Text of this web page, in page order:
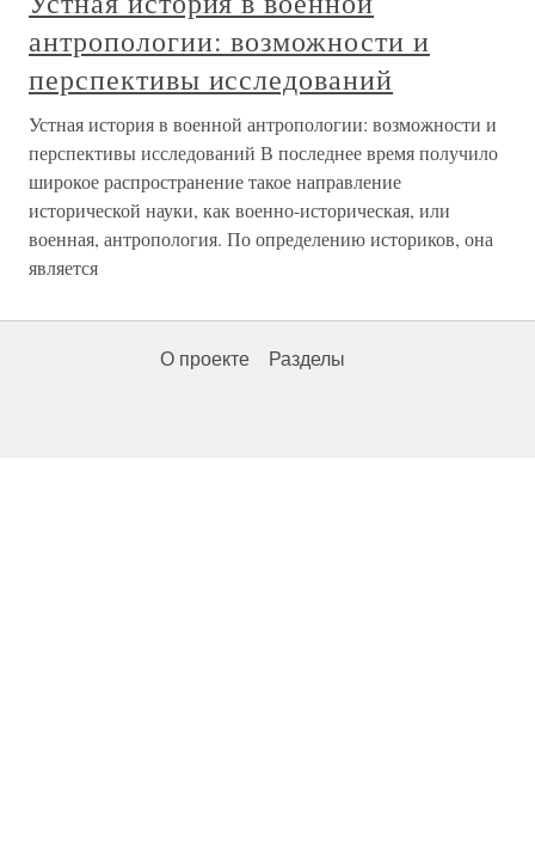
антропологии: возможности и
перспективы исследований
Устная история в военной антропологии: возможности и
перспективы исследований В последнее время получило
широкое распространение такое направление
исторической науки, как военно-историческая, или
военная, антропология. По определению историков, она
является
О проекте Разделы